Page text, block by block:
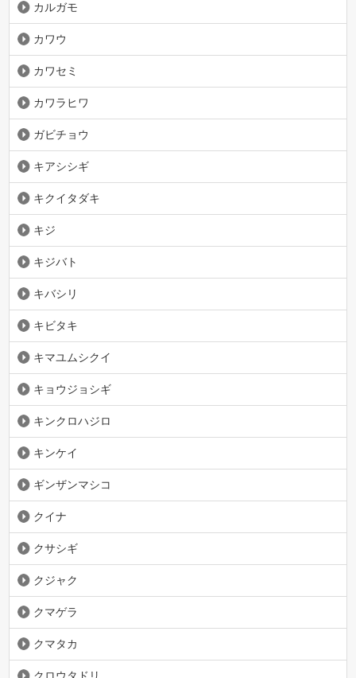
カルガモ
カワウ
カワセミ
カワラヒワ
ガビチョウ
キアシシギ
キクイタダキ
キジ
キジバト
キバシリ
キビタキ
キマユムシクイ
キョウジョシギ
キンクロハジロ
キンケイ
ギンザンマシコ
クイナ
クサシギ
クジャク
クマゲラ
クマタカ